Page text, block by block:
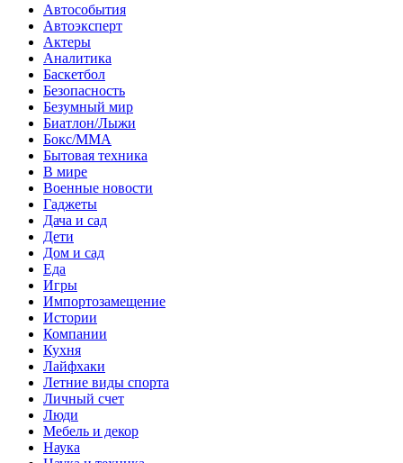
Автособытия
Автоэксперт
Актеры
Аналитика
Баскетбол
Безопасность
Безумный мир
Биатлон/Лыжи
Бокс/MMA
Бытовая техника
В мире
Военные новости
Гаджеты
Дача и сад
Дети
Дом и сад
Еда
Игры
Импортозамещение
Истории
Компании
Кухня
Лайфхаки
Летние виды спорта
Личный счет
Люди
Мебель и декор
Наука